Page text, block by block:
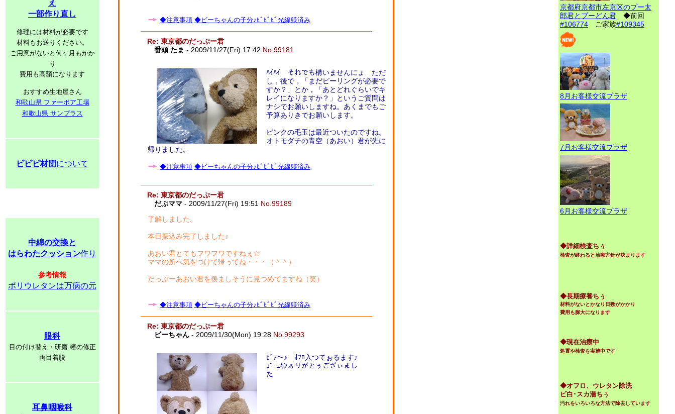
え
一部作り直し
修理には材料が必要です
材料もお送りください。
ご用意がないと何ヶ月もかか
り
費用も高額になります
おすすめ生地屋さん
和歌山県 ファーボア工場
和歌山県 サンプラス
ビビビ材団 について
中綿の交換と
はらわたクッション作り
参考情報
ポリウレタンは万病の元
眼科
目の付け替え・研磨 瞳の修正
両目着脱
耳鼻咽喉科
◆注意事項 ◆ビーちゃんの子分♪ﾋﾞﾋﾞﾋﾞ光線躾済み
Re: 東京都のだっぷー君
番頭 たま - 2009/11/27(Fri) 17:42 No.99181
ﾊｲﾊｲ それでも構いませんにょ ただ
し，後で，「まだピーリングが必要で
すか？」とか，「あとどれぐらいでキ
レイになりますか？」というご質問は
ナシでお願いしますね。あくまでもご
予算ありきでお願いします。
ピンクの毛玉は最近ついたのですね。
オトモダチの青空（あおい）君が先に
帰りました。
◆注意事項 ◆ビーちゃんの子分♪ﾋﾞﾋﾞﾋﾞ光線躾済み
Re: 東京都のだっぷー君
だぷママ - 2009/11/27(Fri) 19:51 No.99189
了解しました。
本日振込み完了しました♪
あおい君とてもフワフワですねぇ☆
ママの所へ気をつけて帰ってね・・・（＾＾）
だっぷーあおい君を羨ましそうに見つめてますね（笑）
◆注意事項 ◆ビーちゃんの子分♪ﾋﾞﾋﾞﾋﾞ光線躾済み
Re: 東京都のだっぷー君
ビーちゃん - 2009/11/30(Mon) 19:28 No.99293
ﾋﾞｧ～♪ ｵﾌﾛ入つてぉるます♪
ｺﾞﾆｭｷﾝぁりがとぅござぃまし
た
京都府京都市左京区のプー太
郎君とプーどん君 ◆前回
#106774 ご家族#109345
8月お客様交流プラザ
7月お客様交流プラザ
6月お客様交流プラザ
◆詳細検査ちぅ
検査が終わると治療方針が決まります
◆長期療養ちぅ
材料がないとかなり日数がかかり
費用も膨大になります
◆現在治療中
処置や検査を実施中です
◆オフロ、ウレタン除洗
ビ白･スカ湯ちぅ
汚れをいろいろな方法で除去しています